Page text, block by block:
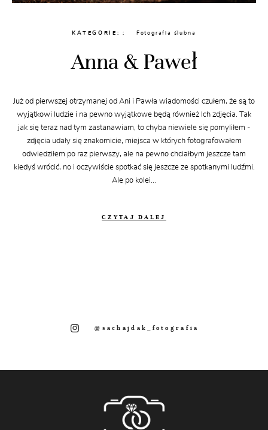
KATEGORIE: Fotografia ślubna
Anna & Paweł
Już od pierwszej otrzymanej od Ani i Pawła wiadomości czułem, że są to
wyjątkowi ludzie i na pewno wyjątkowe będą również Ich zdjęcia. Tak
jak się teraz nad tym zastanawiam, to chyba niewiele się pomyliłem -
zdjęcia udały się znakomicie, miejsca w których fotografowałem
odwiedziłem po raz pierwszy, ale na pewno chciałbym jeszcze tam
kiedyś wrócić, no i oczywiście spotkać się jeszcze ze spotkanymi ludźmi.
Ale po kolei...
CZYTAJ DALEJ
@sachajdak_fotografia